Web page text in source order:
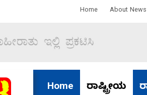
Home About
Home ರಾಷ್ಟ್ರೀಯ